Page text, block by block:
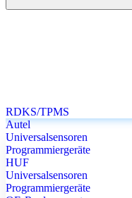
RDKS/TPMS
Autel
Universalsensoren
Programmiergeräte
HUF
Universalsensoren
Programmiergeräte